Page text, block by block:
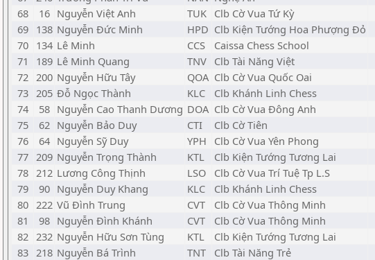
68
16 Nguyễn Việt Anh TUK Clb Cờ Vua Tứ Kỳ
69 138 Nguyễn Đức Minh HPD Clb Kiện Tướng Hoa Phượng Đỏ
70 134 Lê Minh CCS Caissa Chess School
71
189 Lê Minh Quang TNV Clb Tài Năng Việt
72 200 Nguyễn Hữu Tây QOA Clb Cờ Vua Quốc Oai
73 205 Đỗ Ngọc Thành KLC Clb Khánh Linh Chess
74
58 Nguyễn Cao Thanh Dương DOA Clb Cờ Vua Đông Anh
75
62 Nguyễn Bảo Duy CTI Clb Cờ Tiên
76
64 Nguyễn Sỹ Duy YPH Clb Cờ Vua Yên Phong
77 209 Nguyễn Trọng Thành KTL Clb Kiện Tướng Tương Lai
78 212 Lương Công Thịnh LSO Clb Cờ Vua Trí Tuệ Tp L.S
79
90 Nguyễn Duy Khang KLC Clb Khánh Linh Chess
80 222 Vũ Đình Trung CVT Clb Cờ Vua Thông Minh
81
98 Nguyễn Đình Khánh CVT Clb Cờ Vua Thông Minh
82 232 Nguyễn Hữu Sơn Tùng KTL Clb Kiện Tướng Tương Lai
83 218 Nguyễn Bá Trình TNT Clb Tài Năng Trẻ